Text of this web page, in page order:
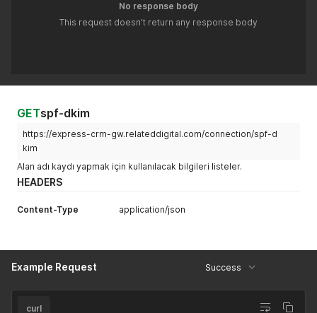
No response body
This request doesn't return any response body
GETspf-dkim
https://express-crm-gw.relateddigital.com/connection/spf-d
kim
Alan adı kaydı yapmak için kullanılacak bilgileri listeler.
HEADERS
Content-Type application/json
Example Request Success
curl